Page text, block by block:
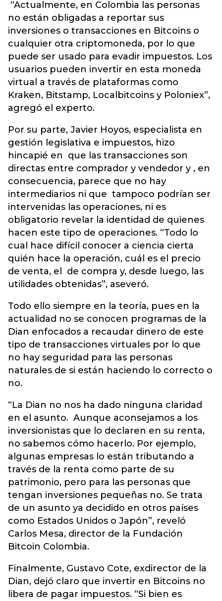
“Actualmente, en Colombia las personas
no están obligadas a reportar sus
inversiones o transacciones en Bitcoins o
cualquier otra criptomoneda, por lo que
puede ser usado para evadir impuestos. Los
usuarios pueden invertir en esta moneda
virtual a través de plataformas como
Kraken, Bitstamp, Localbitcoins y Poloniex”,
agregó el experto.
Por su parte, Javier Hoyos, especialista en
gestión legislativa e impuestos, hizo
hincapié en que las transacciones son
directas entre comprador y vendedor y , en
consecuencia, parece que no hay
intermediarios ni que tampoco podrían ser
intervenidas las operaciones, ni es
obligatorio revelar la identidad de quienes
hacen este tipo de operaciones. “Todo lo
cual hace difícil conocer a ciencia cierta
quién hace la operación, cuál es el precio
de venta, el de compra y, desde luego, las
utilidades obtenidas”, aseveró.
Todo ello siempre en la teoría, pues en la
actualidad no se conocen programas de la
Dian enfocados a recaudar dinero de este
tipo de transacciones virtuales por lo que
no hay seguridad para las personas
naturales de si están haciendo lo correcto o
no.
“La Dian no nos ha dado ninguna claridad
en el asunto. Aunque aconsejamos a los
inversionistas que lo declaren en su renta,
no sabemos cómo hacerlo. Por ejemplo,
algunas empresas lo están tributando a
través de la renta como parte de su
patrimonio, pero para las personas que
tengan inversiones pequeñas no. Se trata
de un asunto ya decidido en otros países
como Estados Unidos o Japón”, reveló
Carlos Mesa, director de la Fundación
Bitcoin Colombia.
Finalmente, Gustavo Cote, exdirector de la
Dian, dejó claro que invertir en Bitcoins no
libera de pagar impuestos. “Si bien es